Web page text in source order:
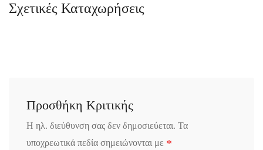
Σχετικές Καταχωρήσεις
Προσθήκη Κριτικής
Η ηλ. διεύθυνση σας δεν δημοσιεύεται. Τα
υποχρεωτικά πεδία σημειώνονται με *